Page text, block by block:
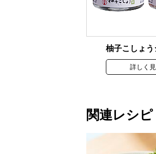
柚子こしょう
詳しく
関連レシピ